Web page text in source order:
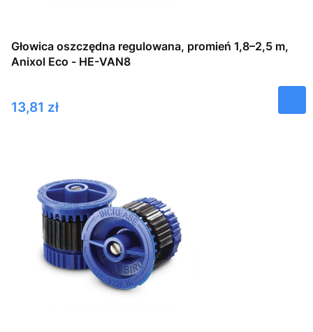
Głowica oszczędna regulowana, promień 1,8–2,5 m,
Anixol Eco - HE-VAN8
Cena
13,81 zł